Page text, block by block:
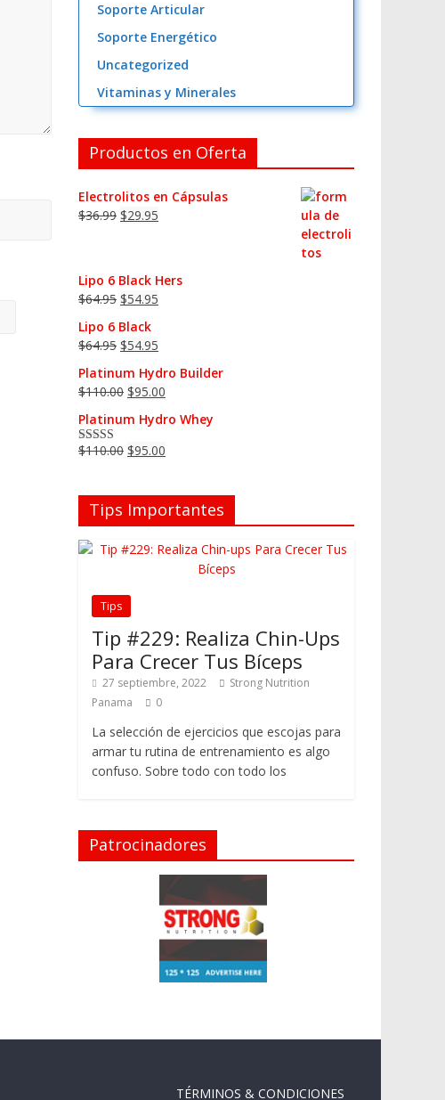
Soporte Articular
Soporte Energético
Uncategorized
Vitaminas y Minerales
Productos en Oferta
Electrolitos en Cápsulas
$36.99 $29.95
Lipo 6 Black Hers
$64.95 $54.95
Lipo 6 Black
$64.95 $54.95
Platinum Hydro Builder
$110.00 $95.00
Platinum Hydro Whey
Valorado en
$110.00 $95.00
Tips Importantes
Tips
Tip #229: Realiza Chin-Ups
Para Crecer Tus Bíceps
27 septiembre, 2022
Strong Nutrition
Panama
0
La selección de ejercicios que escojas para
armar tu rutina de entrenamiento es algo
confuso. Sobre todo con todo los
Patrocinadores
TÉRMINOS & CONDICIONES